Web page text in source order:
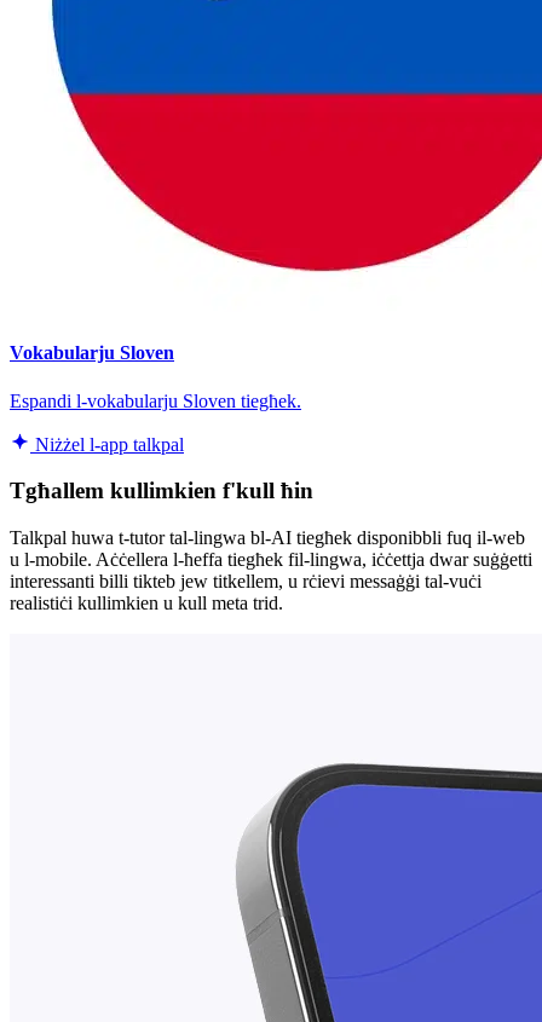
Vokabularju Sloven
Espandi l-vokabularju Sloven tiegħek.
Niżżel l-app talkpal
Tgħallem kullimkien f'kull ħin
Talkpal huwa t-tutor tal-lingwa bl-AI tiegħek disponibbli fuq il-web
u l-mobile. Aċċellera l-ħeffa tiegħek fil-lingwa, iċċettja dwar suġġetti
interessanti billi tikteb jew titkellem, u rċievi messaġġi tal-vuċi
realistiċi kullimkien u kull meta trid.